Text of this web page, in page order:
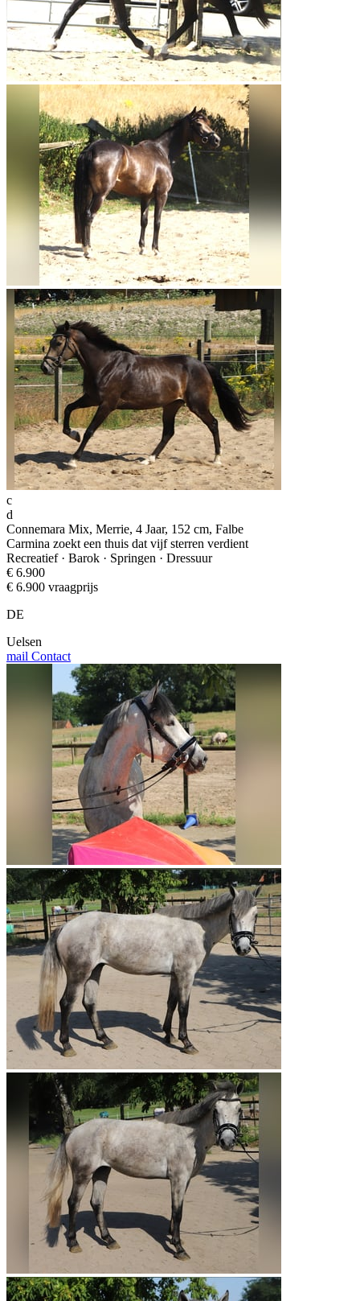
c
d
Connemara Mix, Merrie, 4 Jaar, 152 cm, Falbe
Carmina zoekt een thuis dat vijf sterren verdient
Recreatief · Barok · Springen · Dressuur
€ 6.900
€ 6.900 vraagprijs
DE
Uelsen
mail Contact